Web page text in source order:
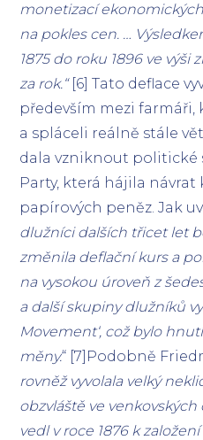
monetizací
na pokles cen. …
1875 do roku 1896 ve výši
za rok.“ [6] Tato deflace
především mezi
a spláceli reálně stále
dala vzniknout politické
Party, která hájila
papírových peněz. Jak
dlužníci dalších třicet let
změnila deflační kurs a
na vysokou úroveň z
a další skupiny dlužníků
Movement‘, což bylo
měny.“ [7]Podobně
rovněž vyvolala velký
obzvláště ve
vedl v roce 1876 k